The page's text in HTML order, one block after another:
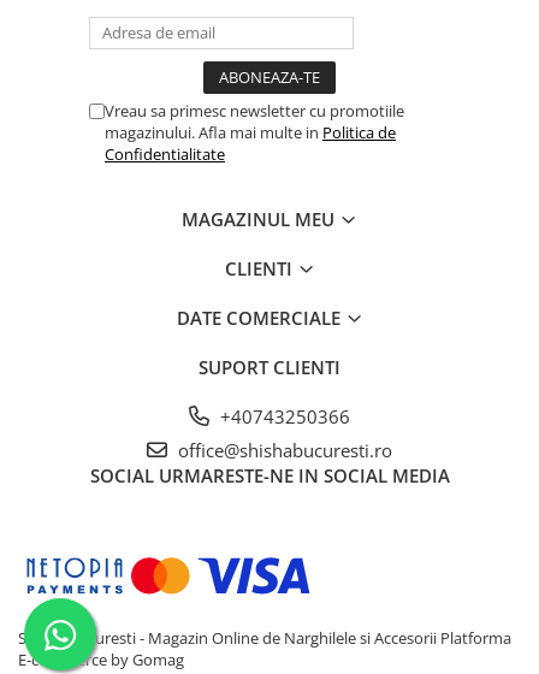
Vreau sa primesc newsletter cu promotiile
magazinului. Afla mai multe in Politica de
Confidentialitate
MAGAZINUL MEU
CLIENTI
DATE COMERCIALE
SUPORT CLIENTI
+40743250366
office@shishabucuresti.ro
SOCIAL URMARESTE-NE IN SOCIAL MEDIA
Shisha Bucuresti - Magazin Online de Narghilele si Accesorii Platforma
E-commerce by Gomag